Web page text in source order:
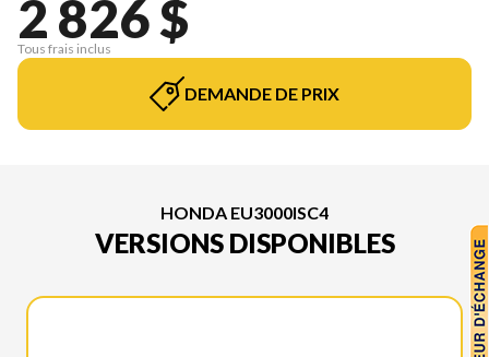
2 826 $
Tous frais inclus
DEMANDE DE PRIX
HONDA EU3000ISC4
VERSIONS DISPONIBLES